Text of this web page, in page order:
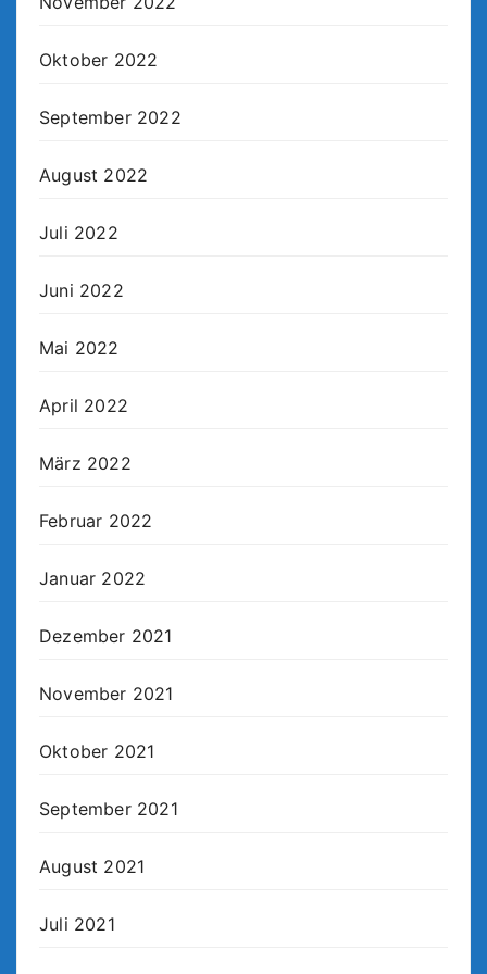
Oktober 2022
September 2022
August 2022
Juli 2022
Juni 2022
Mai 2022
April 2022
März 2022
Februar 2022
Januar 2022
Dezember 2021
November 2021
Oktober 2021
September 2021
August 2021
Juli 2021